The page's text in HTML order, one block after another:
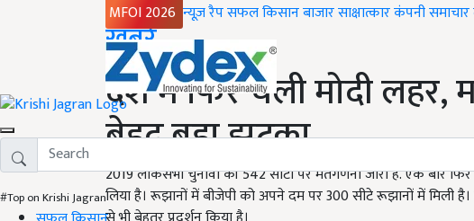
MFOI 2026 न्यूज़ रैपसफल किसानबाजारसाक्षात्कारकंपनी समाचार
#Top on Krishi Jagran
Home
ख़बरें
देश में फिर चली मोदी लहर,
बेहद बड़ा झटका
2019 लोकसभा चुनावों की 542 सीटों पर मतगणना जारी है. एक बार
लिया है। रूझानों में बीजेपी को अपने दम पर 300 सीटे रूझानों में मिली